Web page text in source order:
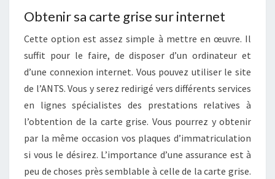
Obtenir sa carte grise sur internet
Cette option est assez simple à mettre en œuvre. Il
suffit pour le faire, de disposer d’un ordinateur et
d’une connexion internet. Vous pouvez utiliser le site
de l’ANTS. Vous y serez redirigé vers différents services
en lignes spécialistes des prestations relatives à
l’obtention de la carte grise. Vous pourrez y obtenir
par la même occasion vos plaques d’immatriculation
si vous le désirez. L’importance d’une assurance est à
peu de choses près semblable à celle de la carte grise.